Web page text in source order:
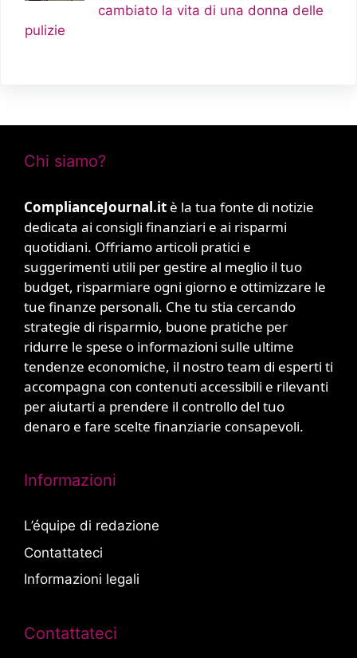
cambiato la vita di una donna delle
pulizie
Chi siamo?
ComplianceJournal.it è la tua fonte di notizie
dedicata ai consigli finanziari e ai risparmi
quotidiani. Offriamo articoli pratici e
suggerimenti utili per gestire al meglio il tuo
budget, risparmiare ogni giorno e ottimizzare le
tue finanze personali. Che tu stia cercando
strategie di risparmio, buone pratiche per
ridurre le spese o informazioni sulle ultime
tendenze economiche, il nostro team di esperti ti
accompagna con contenuti accessibili e rilevanti
per aiutarti a prendere il controllo del tuo
denaro e fare scelte finanziarie consapevoli.
Informazioni
L’équipe di redazione
Contattateci
Informazioni legali
Contattateci